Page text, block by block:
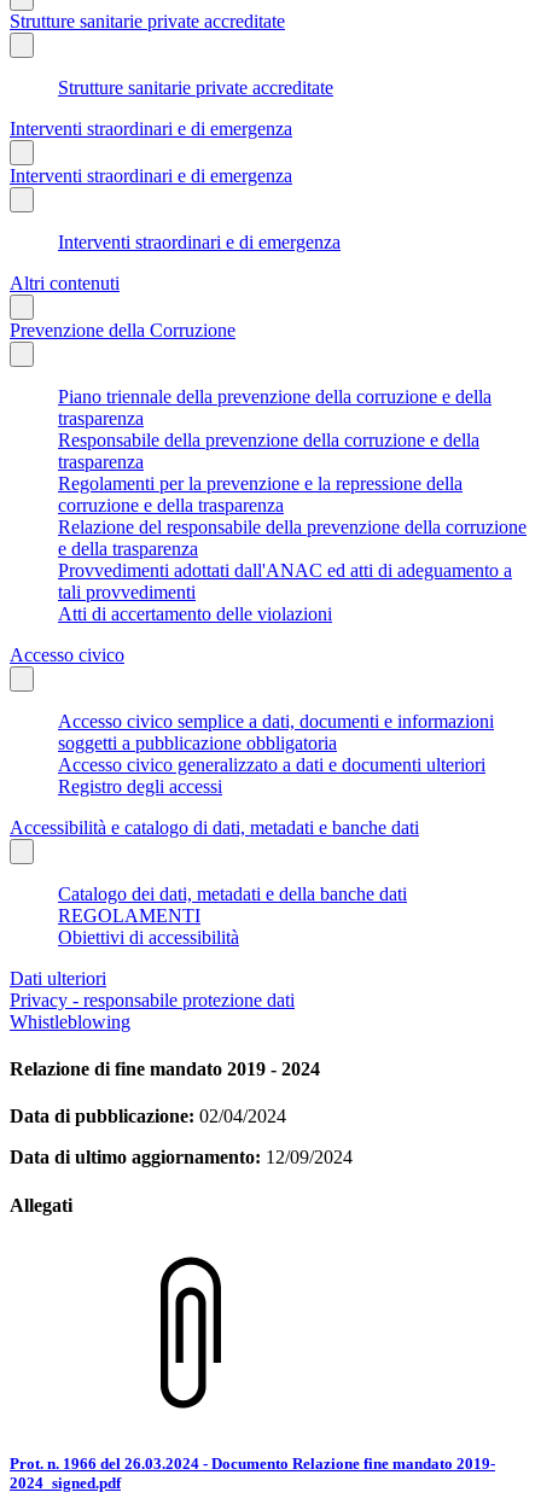
Strutture sanitarie private accreditate
Strutture sanitarie private accreditate
Interventi straordinari e di emergenza
Interventi straordinari e di emergenza
Interventi straordinari e di emergenza
Altri contenuti
Prevenzione della Corruzione
Piano triennale della prevenzione della corruzione e della
trasparenza
Responsabile della prevenzione della corruzione e della
trasparenza
Regolamenti per la prevenzione e la repressione della
corruzione e della trasparenza
Relazione del responsabile della prevenzione della corruzione
e della trasparenza
Provvedimenti adottati dall'ANAC ed atti di adeguamento a
tali provvedimenti
Atti di accertamento delle violazioni
Accesso civico
Accesso civico semplice a dati, documenti e informazioni
soggetti a pubblicazione obbligatoria
Accesso civico generalizzato a dati e documenti ulteriori
Registro degli accessi
Accessibilità e catalogo di dati, metadati e banche dati
Catalogo dei dati, metadati e della banche dati
REGOLAMENTI
Obiettivi di accessibilità
Dati ulteriori
Privacy - responsabile protezione dati
Whistleblowing
Relazione di fine mandato 2019 - 2024
Data di pubblicazione: 02/04/2024
Data di ultimo aggiornamento: 12/09/2024
Allegati
Prot. n. 1966 del 26.03.2024 - Documento Relazione fine mandato 2019-
2024_signed.pdf